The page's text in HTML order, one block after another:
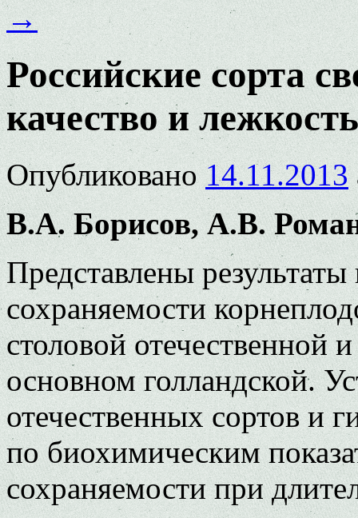
→
Российские сорта
качество и лежкость
Опубликовано 14.11.2013
В.А. Борисов, А.В.
Представлены
сохраняемости
столовой отечественной
основном голландской.
отечественных сортов и
по биохимическим
сохраняемости при